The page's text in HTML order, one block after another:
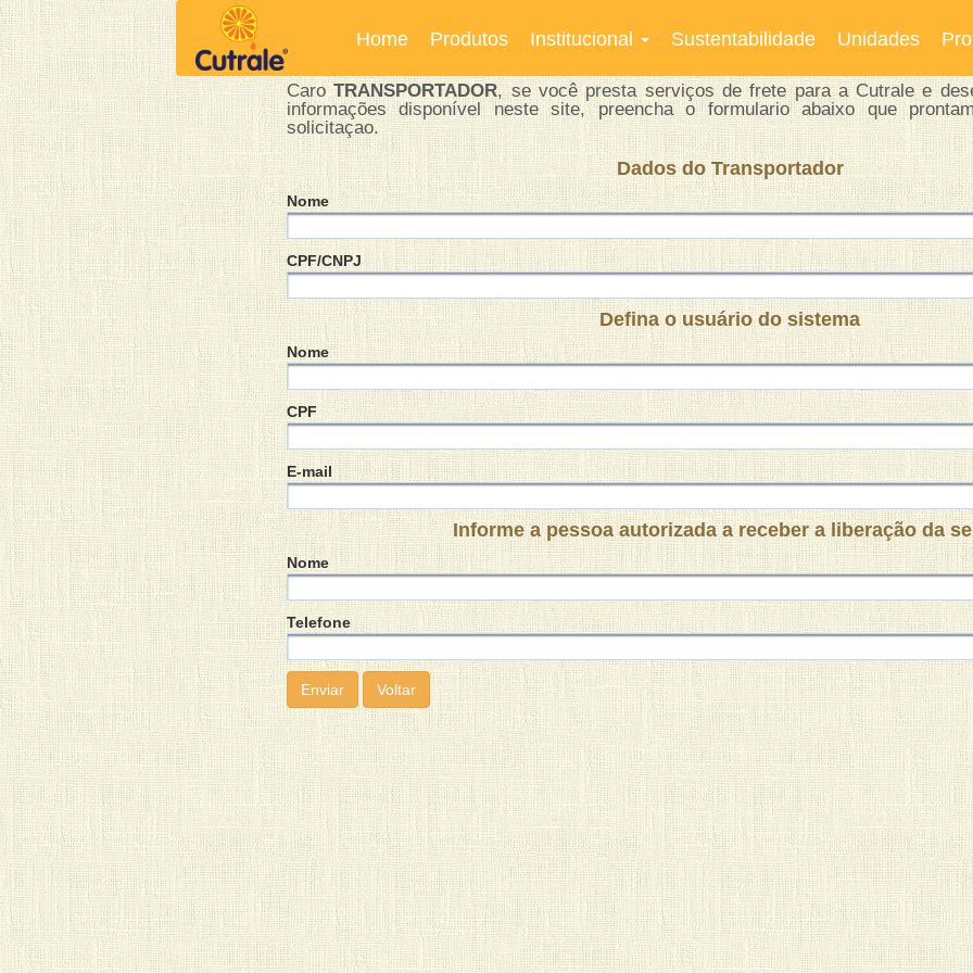
Home Produtos Institucional Sustentabilidade Unidades
CaroTRANSPORTADOR, se você presta serviços de frete para a Cutrale e
informações disponível neste site, preencha o formulario abaixo que
solicitaçao.
Dados do Transportador
Nome
CPF/CNPJ
Defina o usuário do sistema
Nome
CPF
E-mail
Informe a pessoa autorizada a receber a liberação da
Nome
Telefone
Voltar